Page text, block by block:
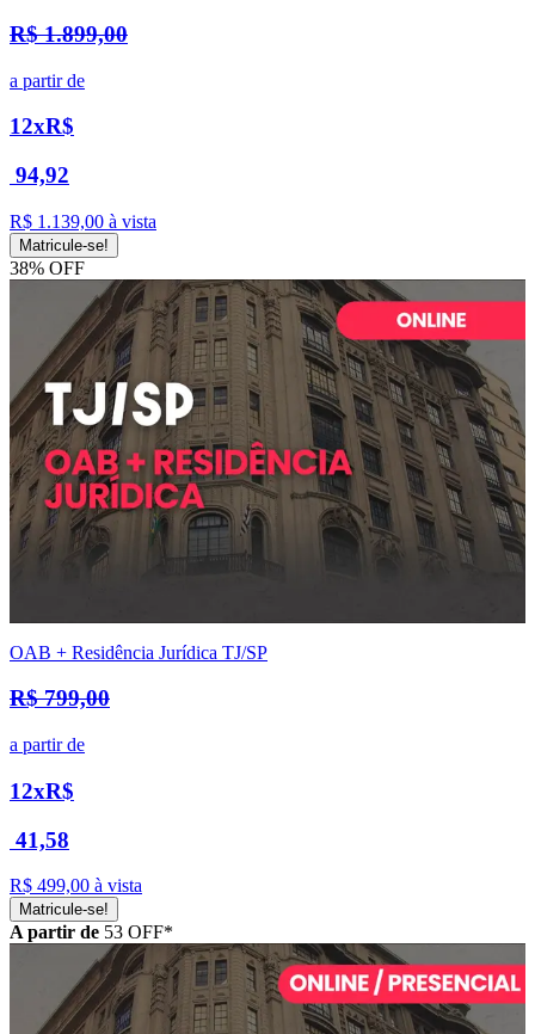
R$ 1.899,00
a partir de
12xR$
94,92
R$ 1.139,00 à vista
Matricule-se!
38% OFF
OAB + Residência Jurídica TJ/SP
R$ 799,00
a partir de
12xR$
41,58
R$ 499,00 à vista
Matricule-se!
A partir de 53 OFF*